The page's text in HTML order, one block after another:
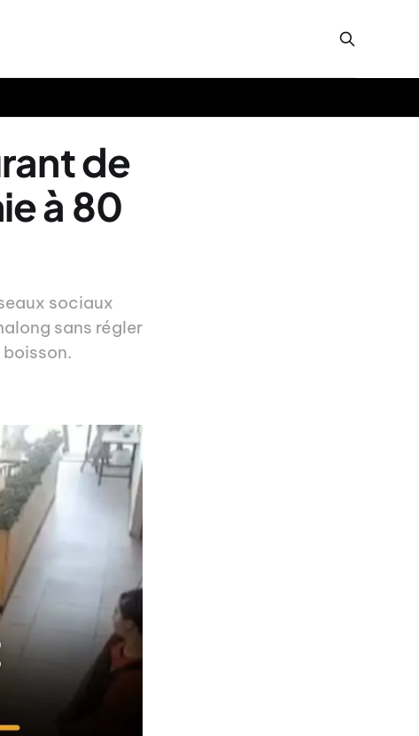
de
à 80
sociaux
sans régler